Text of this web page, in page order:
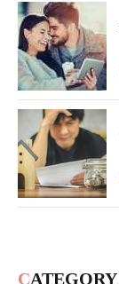
CATEGORY